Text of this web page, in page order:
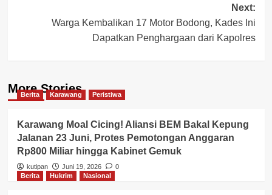
Next:
Warga Kembalikan 17 Motor Bodong, Kades Ini
Dapatkan Penghargaan dari Kapolres
More Stories
Berita Karawang Peristiwa
Karawang Moal Cicing! Aliansi BEM Bakal Kepung
Jalanan 23 Juni, Protes Pemotongan Anggaran
Rp800 Miliar hingga Kabinet Gemuk
kutipan Juni 19, 2026
0
Berita
Hukrim Nasional